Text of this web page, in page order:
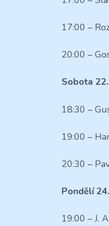
17:00 –
20:00 –
Sobota
18:30 –
19:00 –
20:30 –
Pondělí
19:00 – J.